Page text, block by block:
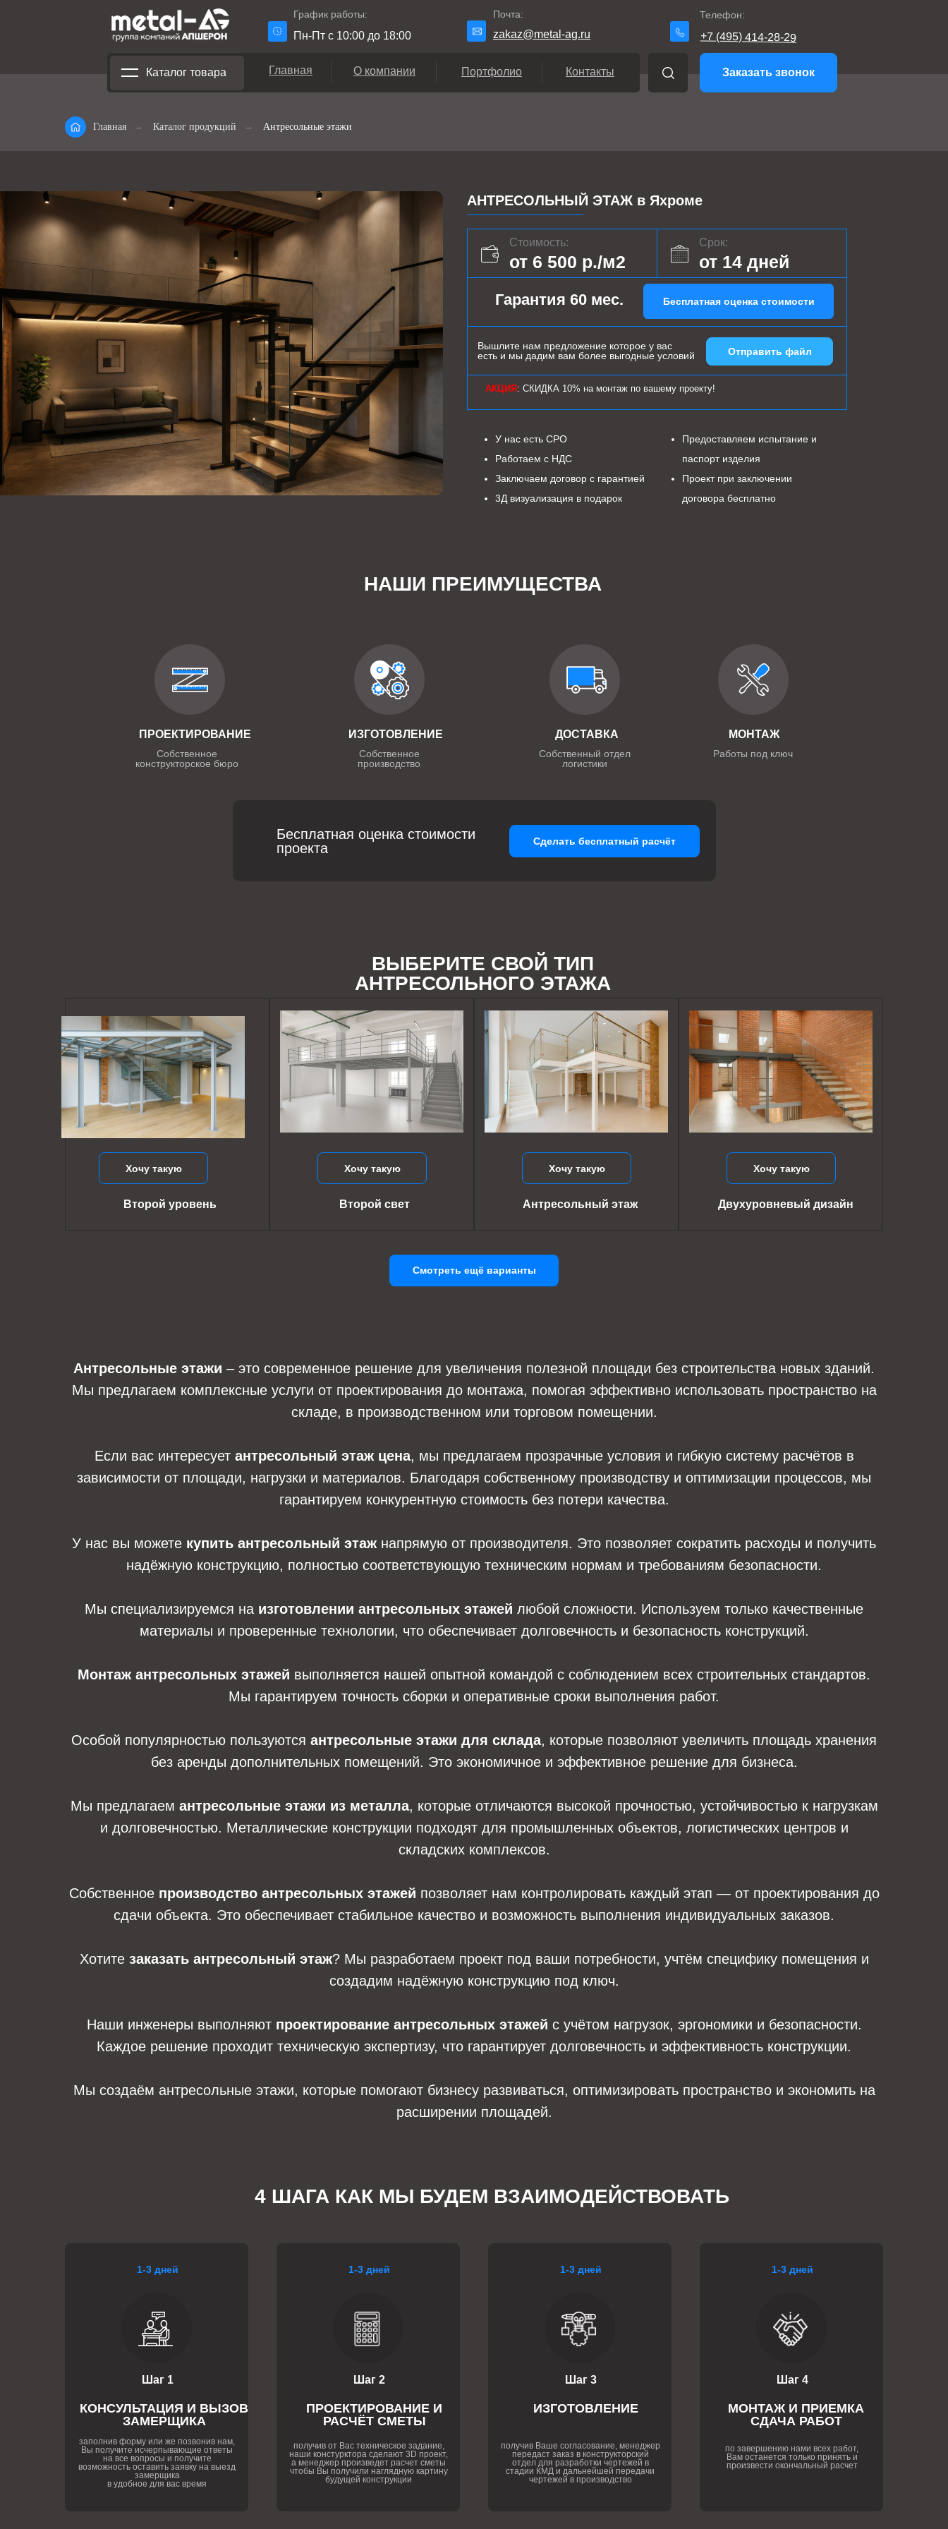
Телефон:
+7 (495) 414-28-29
Почта:
zakaz@metal-ag.ru
График работы:
Пн-Пт с 10:00 до 18:00
Каталог товара Контакты
Портфолио
О компании
Главная Заказать звонок
Главная → Каталог продукций → Антресольные этажи
АНТРЕСОЛЬНЫЙ ЭТАЖ в Яхроме
Срок:
от 14 дней
Стоимость:
от 6 500 р./м2
Гарантия 60 мес. Бесплатная оценка стоимости
Вышлите нам предложение которое у вас
есть и мы дадим вам более выгодные условий
АКЦИЯ : СКИДКА 10% на монтаж по вашему проекту!
Предоставляем испытание и
паспорт изделия
Проект при заключении
договора бесплатно
У нас есть СРО
Работаем с НДС
Заключаем договор с гарантией
3Д визуализация в подарок
Отправить файл
НАШИ ПРЕИМУЩЕСТВА
ПРОЕКТИРОВАНИЕ
Собственное
конструкторское бюро
ИЗГОТОВЛЕНИЕ
Собственное
производство
ДОСТАВКА
Собственный отдел
логистики
МОНТАЖ
Работы под ключ
Бесплатная оценка стоимости
проекта
Сделать бесплатный расчёт
ВЫБЕРИТЕ СВОЙ ТИП
АНТРЕСОЛЬНОГО ЭТАЖА
Хочу такую
Двухуровневый дизайн
Хочу такую
Антресольный этаж
Хочу такую
Второй свет
Хочу такую
Второй уровень
Смотреть ещё варианты
Антресольные этажи – это современное решение для увеличения полезной площади без строительства новых зданий.
Мы предлагаем комплексные услуги от проектирования до монтажа, помогая эффективно использовать пространство на
складе, в производственном или торговом помещении.
Если вас интересует антресольный этаж цена, мы предлагаем прозрачные условия и гибкую систему расчётов в
зависимости от площади, нагрузки и материалов. Благодаря собственному производству и оптимизации процессов, мы
гарантируем конкурентную стоимость без потери качества.
У нас вы можете купить антресольный этаж напрямую от производителя. Это позволяет сократить расходы и получить
надёжную конструкцию, полностью соответствующую техническим нормам и требованиям безопасности.
Мы специализируемся на изготовлении антресольных этажей любой сложности. Используем только качественные
материалы и проверенные технологии, что обеспечивает долговечность и безопасность конструкций.
Монтаж антресольных этажей выполняется нашей опытной командой с соблюдением всех строительных стандартов.
Мы гарантируем точность сборки и оперативные сроки выполнения работ.
Особой популярностью пользуются антресольные этажи для склада, которые позволяют увеличить площадь хранения
без аренды дополнительных помещений. Это экономичное и эффективное решение для бизнеса.
Мы предлагаем антресольные этажи из металла, которые отличаются высокой прочностью, устойчивостью к нагрузкам
и долговечностью. Металлические конструкции подходят для промышленных объектов, логистических центров и
складских комплексов.
Собственное производство антресольных этажей позволяет нам контролировать каждый этап — от проектирования до
сдачи объекта. Это обеспечивает стабильное качество и возможность выполнения индивидуальных заказов.
Хотите заказать антресольный этаж? Мы разработаем проект под ваши потребности, учтём специфику помещения и
создадим надёжную конструкцию под ключ.
Наши инженеры выполняют проектирование антресольных этажей с учётом нагрузок, эргономики и безопасности.
Каждое решение проходит техническую экспертизу, что гарантирует долговечность и эффективность конструкции.
Мы создаём антресольные этажи, которые помогают бизнесу развиваться, оптимизировать пространство и экономить на
расширении площадей.
4 ШАГА КАК МЫ БУДЕМ ВЗАИМОДЕЙСТВОВАТЬ
1-3 дней
Шаг 4
МОНТАЖ И ПРИЕМКА
СДАЧА РАБОТ
по завершению нами всех работ,
Вам останется только принять и
произвести окончальный расчет
1-3 дней
Шаг 3
ИЗГОТОВЛЕНИЕ
получив Ваше согласование, менеджер
передаст заказ в конструкторский
отдел для разработки чертежей в
стадии КМД и дальнейшей передачи
чертежей в производство
1-3 дней
Шаг 2
ПРОЕКТИРОВАНИЕ И
РАСЧЁТ СМЕТЫ
получив от Вас техническое задание,
наши констурктора сделают 3D проект,
а менеджер произведет расчет сметы
чтобы Вы получили наглядную картину
будущей конструкции
1-3 дней
Шаг 1
КОНСУЛЬТАЦИЯ И ВЫЗОВ
ЗАМЕРЩИКА
заполнив форму или же позвонив нам,
Вы получите исчерпывающие ответы
на все вопросы и получите
возможность оставить заявку на выезд
замерщика
в удобное для вас время